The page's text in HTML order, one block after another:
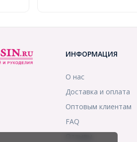
ИНФОРМАЦИЯ
О нас
Доставка и оплата
Оптовым клиентам
FAQ